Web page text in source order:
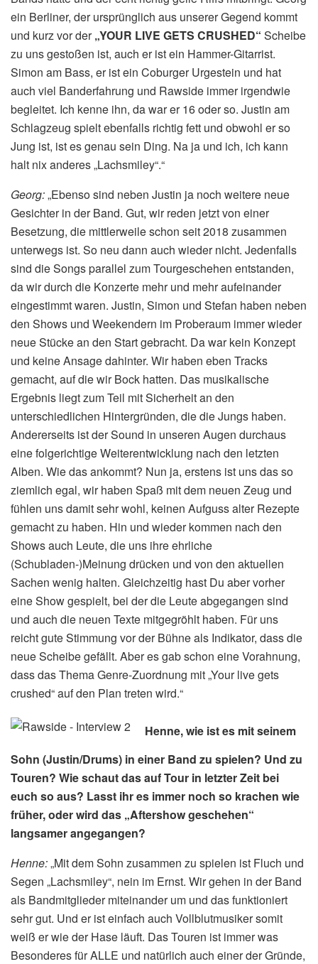
ein Berliner, der ursprünglich aus unserer Gegend kommt
und kurz vor der„YOUR LIVE GETS CRUSHED“ Scheibe
zu uns gestoßen ist, auch er ist ein Hammer-Gitarrist.
Simon am Bass, er ist ein Coburger Urgestein und hat
auch viel Banderfahrung und Rawside immer irgendwie
begleitet. Ich kenne ihn, da war er 16 oder so. Justin am
Schlagzeug spielt ebenfalls richtig fett und obwohl er so
Jung ist, ist es genau sein Ding. Na ja und ich, ich kann
halt nix anderes „Lachsmiley“.“
Georg:„Ebenso sind neben Justin ja noch weitere neue
Gesichter in der Band. Gut, wir reden jetzt von einer
Besetzung, die mittlerweile schon seit 2018 zusammen
unterwegs ist. So neu dann auch wieder nicht. Jedenfalls
sind die Songs parallel zum Tourgeschehen entstanden,
da wir durch die Konzerte mehr und mehr aufeinander
eingestimmt waren. Justin, Simon und Stefan haben neben
den Shows und Weekendern im Proberaum immer wieder
neue Stücke an den Start gebracht. Da war kein Konzept
und keine Ansage dahinter. Wir haben eben Tracks
gemacht, auf die wir Bock hatten. Das musikalische
Ergebnis liegt zum Teil mit Sicherheit an den
unterschiedlichen Hintergründen, die die Jungs haben.
Andererseits ist der Sound in unseren Augen durchaus
eine folgerichtige Weiterentwicklung nach den letzten
Alben. Wie das ankommt? Nun ja, erstens ist uns das so
ziemlich egal, wir haben Spaß mit dem neuen Zeug und
fühlen uns damit sehr wohl, keinen Aufguss alter Rezepte
gemacht zu haben. Hin und wieder kommen nach den
Shows auch Leute, die uns ihre ehrliche
(Schubladen-)Meinung drücken und von den aktuellen
Sachen wenig halten. Gleichzeitig hast Du aber vorher
eine Show gespielt, bei der die Leute abgegangen sind
und auch die neuen Texte mitgegröhlt haben. Für uns
reicht gute Stimmung vor der Bühne als Indikator, dass die
neue Scheibe gefällt. Aber es gab schon eine Vorahnung,
dass das Thema Genre-Zuordnung mit „Your live gets
crushed“ auf den Plan treten wird.“
Henne, wie ist es mit seinem
Sohn (Justin/Drums) in einer Band zu spielen? Und zu
Touren? Wie schaut das auf Tour in letzter Zeit bei
euch so aus? Lasst ihr es immer noch so krachen wie
früher, oder wird das „Aftershow geschehen“
langsamer angegangen?
Henne:„Mit dem Sohn zusammen zu spielen ist Fluch und
Segen „Lachsmiley“, nein im Ernst. Wir gehen in der Band
als Bandmitglieder miteinander um und das funktioniert
sehr gut. Und er ist einfach auch Vollblutmusiker somit
weiß er wie der Hase läuft. Das Touren ist immer was
Besonderes für ALLE und natürlich auch einer der Gründe,